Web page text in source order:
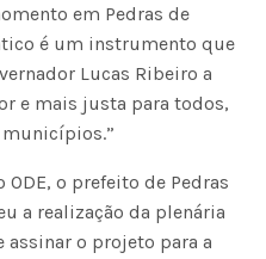
em Pedras de
é um instrumento que
Lucas Ribeiro a
e mais justa para todos,
o prefeito de Pedras
a realização da plenária
assinar o projeto para a